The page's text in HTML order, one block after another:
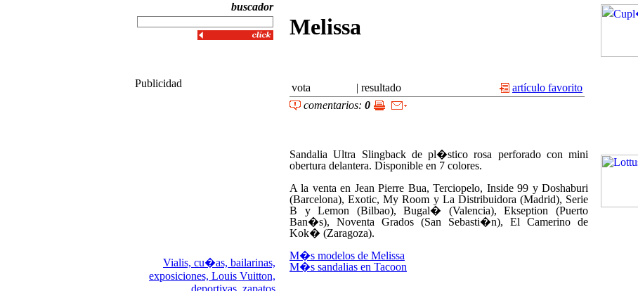
buscador
Publicidad
Vialis, cu�as, bailarinas,
exposiciones, Louis Vuitton,
deportivas, zapatos
Melissa
vota | resultado
artículo favorito
comentarios: 0
Sandalia Ultra Slingback de pl�stico rosa perforado con mini
obertura delantera. Disponible en 7 colores.
A la venta en Jean Pierre Bua, Terciopelo, Inside 99 y Doshaburi
(Barcelona), Exotic, My Room y La Distribuidora (Madrid), Serie
B y Lemon (Bilbao), Bugal� (Valencia), Ekseption (Puerto
Ban�s), Noventa Grados (San Sebasti�n), El Camerino de
Kok� (Zaragoza).
M�s modelos de Melissa
M�s sandalias en Tacoon